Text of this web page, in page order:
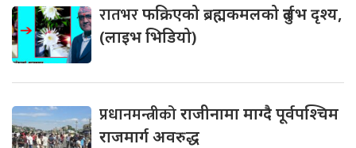
रातभरफक्रिएको ब्रह्मकमलको दुर्लभ दृश्य,
(लाइभ भिडियो)
प्रधानमन्त्रीकोराजीनामा माग्दै पूर्वपश्चिम
राजमार्ग अवरुद्ध